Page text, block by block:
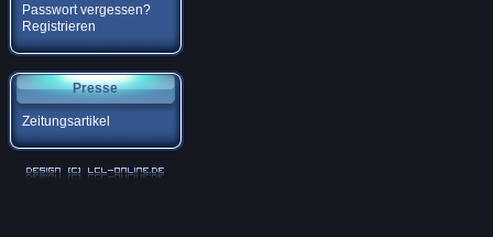
Passwort vergessen?
Registrieren
Presse
Zeitungsartikel